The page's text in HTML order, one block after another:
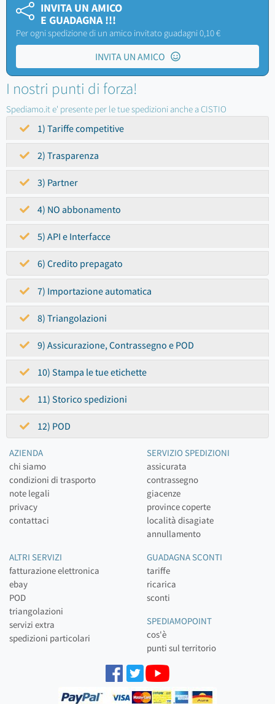
INVITA UN AMICO
E GUADAGNA !!!
Per ogni spedizione di un amico invitato guadagni 0,10 €
INVITA UN AMICO
I nostri punti di forza!
Spediamo.it e' presente per le tue spedizioni anche a CISTIO
1) Tariffe competitive
2) Trasparenza
3) Partner
4) NO abbonamento
5) API e Interfacce
6) Credito prepagato
7) Importazione automatica
8) Triangolazioni
9) Assicurazione, Contrassegno e POD
10) Stampa le tue etichette
11) Storico spedizioni
12) POD
AZIENDA
chi siamo
condizioni di trasporto
note legali
privacy
contattaci
SERVIZIO SPEDIZIONI
assicurata
contrassegno
giacenze
province coperte
località disagiate
annullamento
ALTRI SERVIZI
fatturazione elettronica
ebay
POD
triangolazioni
servizi extra
spedizioni particolari
GUADAGNA SCONTI
tariffe
ricarica
sconti
SPEDIAMOPOINT
cos'è
punti sul territorio